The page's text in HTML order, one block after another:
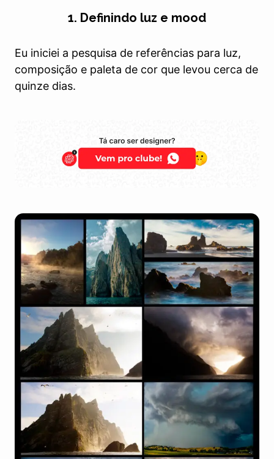
1. Definindo luz e mood
Eu iniciei a pesquisa de referências para luz,
composição e paleta de cor que levou cerca de
quinze dias.